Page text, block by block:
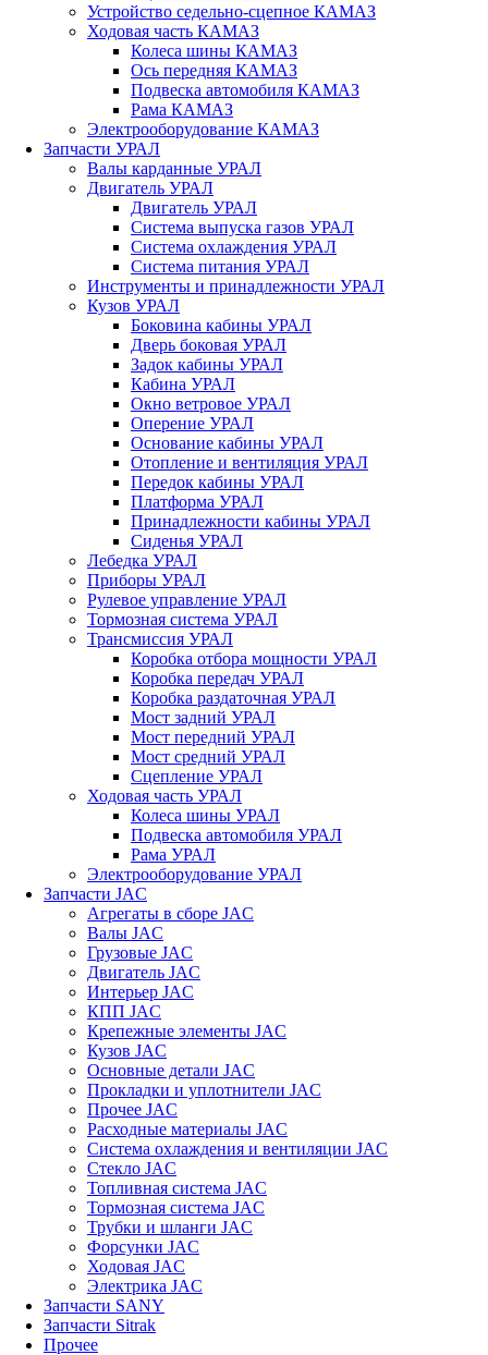
Устройство седельно-сцепное КАМАЗ
Ходовая часть КАМАЗ
Колеса шины КАМАЗ
Ось передняя КАМАЗ
Подвеска автомобиля КАМАЗ
Рама КАМАЗ
Электрооборудование КАМАЗ
Запчасти УРАЛ
Валы карданные УРАЛ
Двигатель УРАЛ
Двигатель УРАЛ
Система выпуска газов УРАЛ
Система охлаждения УРАЛ
Система питания УРАЛ
Инструменты и принадлежности УРАЛ
Кузов УРАЛ
Боковина кабины УРАЛ
Дверь боковая УРАЛ
Задок кабины УРАЛ
Кабина УРАЛ
Окно ветровое УРАЛ
Оперение УРАЛ
Основание кабины УРАЛ
Отопление и вентиляция УРАЛ
Передок кабины УРАЛ
Платформа УРАЛ
Принадлежности кабины УРАЛ
Сиденья УРАЛ
Лебедка УРАЛ
Приборы УРАЛ
Рулевое управление УРАЛ
Тормозная система УРАЛ
Трансмиссия УРАЛ
Коробка отбора мощности УРАЛ
Коробка передач УРАЛ
Коробка раздаточная УРАЛ
Мост задний УРАЛ
Мост передний УРАЛ
Мост средний УРАЛ
Сцепление УРАЛ
Ходовая часть УРАЛ
Колеса шины УРАЛ
Подвеска автомобиля УРАЛ
Рама УРАЛ
Электрооборудование УРАЛ
Запчасти JAC
Агрегаты в сборе JAC
Валы JAC
Грузовые JAC
Двигатель JAC
Интерьер JAC
КПП JAC
Крепежные элементы JAC
Кузов JAC
Основные детали JAC
Прокладки и уплотнители JAC
Прочее JAC
Расходные материалы JAC
Система охлаждения и вентиляции JAC
Стекло JAC
Топливная система JAC
Тормозная система JAC
Трубки и шланги JAC
Форсунки JAC
Ходовая JAC
Электрика JAC
Запчасти SANY
Запчасти Sitrak
Прочее